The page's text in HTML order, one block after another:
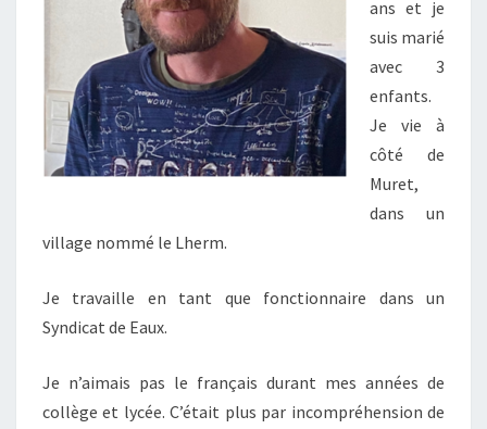
ans et je
suis marié
avec 3
enfants.
Je vie à
côté de
Muret,
dans un
village nommé le Lherm.
Je travaille en tant que fonctionnaire dans un
Syndicat de Eaux.
Je n’aimais pas le français durant mes années de
collège et lycée. C’était plus par incompréhension de